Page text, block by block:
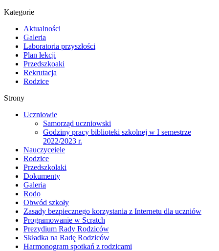
Kategorie
Aktualności
Galeria
Laboratoria przyszłości
Plan lekcji
Przedszkoaki
Rekrutacja
Rodzice
Strony
Uczniowie
Samorząd uczniowski
Godziny pracy biblioteki szkolnej w I semestrze
2022/2023 r.
Nauczyceiele
Rodzice
Przedszkolaki
Dokumenty
Galeria
Rodo
Obwód szkoły
Zasady bezpiecznego korzystania z Internetu dla uczniów
Programowanie w Scratch
Prezydium Rady Rodziców
Składka na Radę Rodziców
Harmonogram spotkań z rodzicami